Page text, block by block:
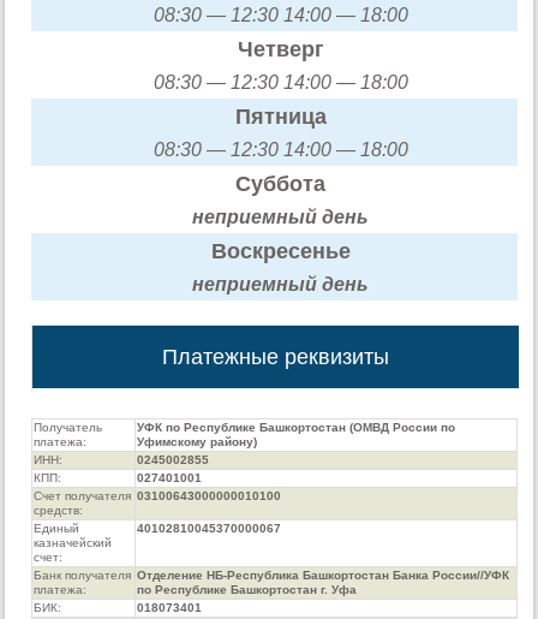
08:30 — 12:30 14:00 — 18:00
Четверг
08:30 — 12:30 14:00 — 18:00
Пятница
08:30 — 12:30 14:00 — 18:00
Суббота
неприемный день
Воскресенье
неприемный день
Платежные реквизиты
Получатель
платежа:
УФК по Республике Башкортостан (ОМВД России по
Уфимскому району)
ИНН:
0245002855
КПП:
027401001
Счет получателя
средств:
03100643000000010100
Единый
казначейский
счет:
40102810045370000067
Банк получателя
платежа:
Отделение НБ-Республика Башкортостан Банка России//УФК
по Республике Башкортостан г. Уфа
БИК:
018073401